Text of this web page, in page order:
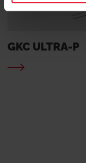
GKC ULTRA-P